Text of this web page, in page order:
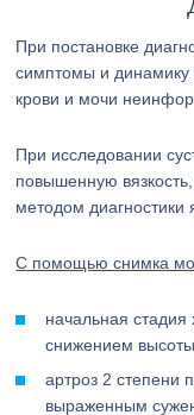
При постановке
симптомы и
крови и мочи
При исследовании
повышенную
методом диагностики
С помощью снимка
начальная стадия
снижением
артроз 2 степени
выраженным